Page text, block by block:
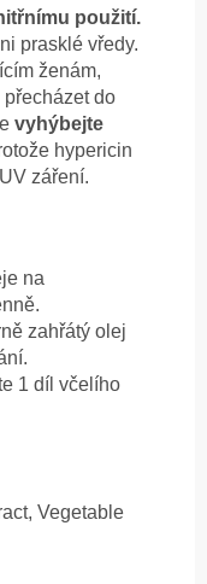
použití.
prasklé vředy.
ženám,
do
vyhýbejte
hypericin
záření.
na
zahřátý olej
1 díl včelího
Vegetable